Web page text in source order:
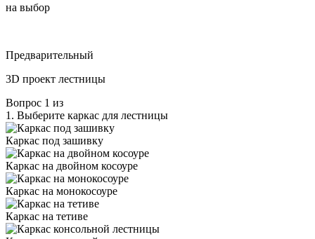
на выбор
Предварительный
3D проект лестницы
Вопрос 1 из
1. Выберите каркас для лестницы
Каркас под зашивку
Каркас на двойном косоуре
Каркас на монокосоуре
Каркас на тетиве